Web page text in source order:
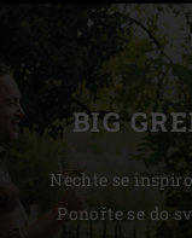
BIG
Nechte se
Ponořte se do